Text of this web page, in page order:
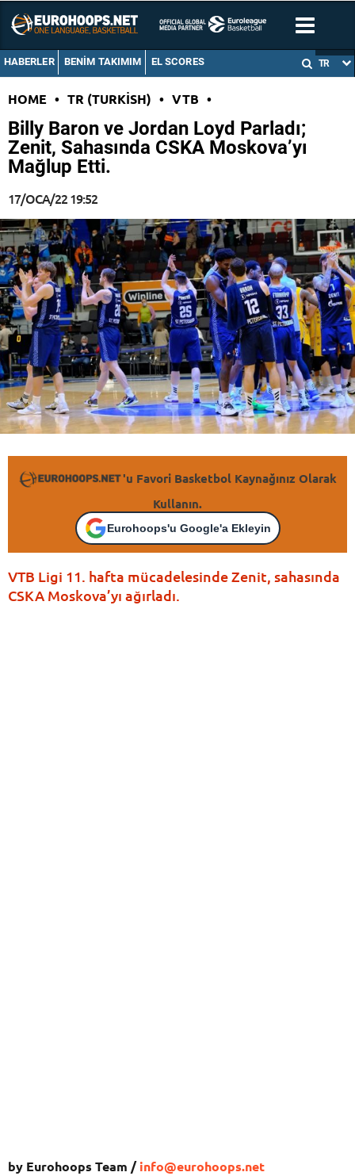
HABERLER BENIM TAKIMIM EL SCORES TR
HOME • TR (TURKISH) • VTB •
Billy Baron ve Jordan Loyd Parladı;
Zenit, Sahasında CSKA Moskova’yı
Mağlup Etti.
17/OCA/22 19:52
'u Favori Basketbol Kaynağınız Olarak
Kullanın.
Eurohoops'u Google'a Ekleyin
VTB Ligi 11. hafta mücadelesinde Zenit, sahasında
CSKA Moskova’yı ağırladı.
by Eurohoops Team /info@eurohoops.net